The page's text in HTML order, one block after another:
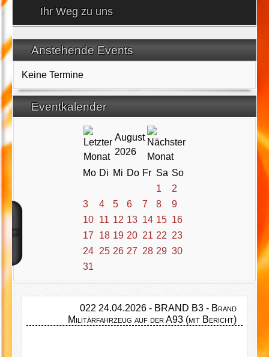
Ihr Weg zu uns
Anstehende Events
Keine Termine
Eventkalender
August
2026
Mo Di Mi Do Fr Sa So
1
2
3
4 5 6 7 8
9
10 11 12 13 14 15 16
17
18 19 20 21 22 23
24 25 26 27 28 29 30
31
022 24.04.2026 - BRAND B3 - Brand
Militärfahrzeug auf der A93 (mit Bericht)